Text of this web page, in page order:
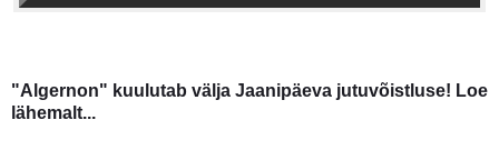
"Algernon" kuulutab välja Jaanipäeva jutuvõistluse! Loe
lähemalt...